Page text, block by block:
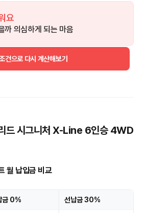
요
까 의심하게 되는 마음
건으로 다시 계산해보기
드 시그니처 X-Line 6인승 4WD
월 납입금 비교
금 0% 선납금 30%